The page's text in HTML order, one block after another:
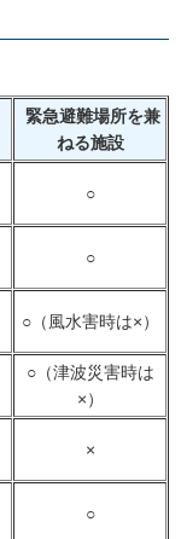
緊急避難場所を兼
ねる施設
○
○
○（風水害時は×）
○（津波災害時は
×）
×
○